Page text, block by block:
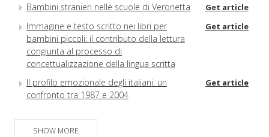
Bambini stranieri nelle scuole di Veronetta
Get article
Immagine e testo scritto nei libri per
bambini piccoli: il contributo della lettura
congiunta al processo di
concettualizzazione della lingua scritta
Get article
Il profilo emozionale degli italiani: un
confronto tra 1987 e 2004
Get article
SHOW MORE